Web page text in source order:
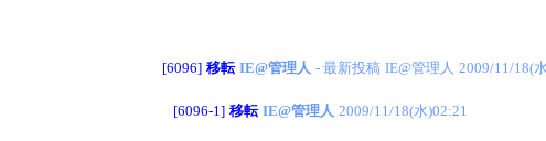
[6096] 移転 IE@管理人 - 最新投稿 IE@管理人 2009/11/18(
[6096-1] 移転 IE@管理人 2009/11/18(水)02:21